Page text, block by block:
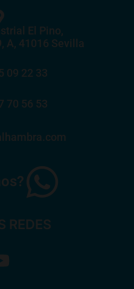
El Pino,
A, 41016 Sevilla
09 22 33
70 56 53
REDES